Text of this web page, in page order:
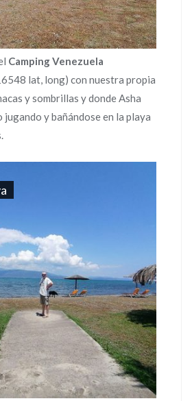
Camping Venezuela
lat, long) con nuestra propia
y sombrillas y donde Asha
y bañándose en la playa